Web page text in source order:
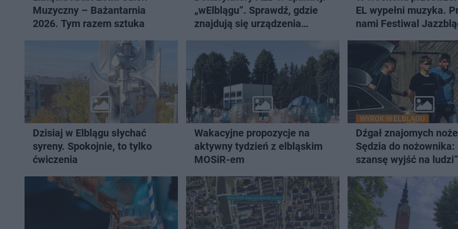
Muzyczny – Bażantarnia
2026. Tym razem sztuka
„wElblągu”. Sprawdź, gdzie
znajdują się urządzenia
EL wypełni muzyka.
nami Festiwal
Dzisiaj w Elblągu słychać
syreny. Spokojnie, to tylko
ćwiczenia
Wakacyjne propozycje na
aktywny tydzień z elbląskim
MOSiR-em
WYROK W ELBLĄGU
Dźgał znajomych
Sędzia do nożownika:
szansę wyjść na ludzi”